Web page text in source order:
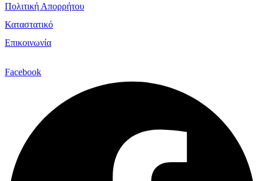
Πολιτική Απορρήτου
Καταστατικό
Επικοινωνία
Facebook